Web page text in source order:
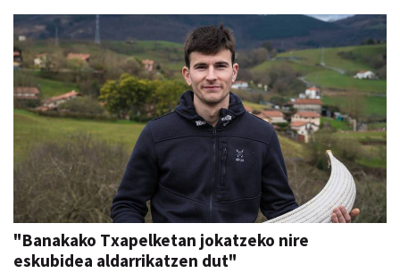
"Banakako Txapelketan jokatzeko nire
eskubidea aldarrikatzen dut"